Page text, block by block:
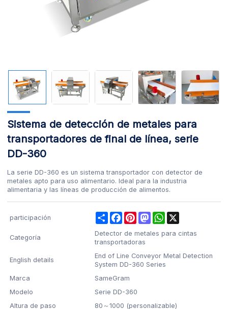
Sistema de detección de metales para
transportadores de final de línea, serie
DD-360
La serie DD-360 es un sistema transportador con detector de
metales apto para uso alimentario. Ideal para la industria
alimentaria y las líneas de producción de alimentos.
participación ShareFacebookPinterestMastodonWhatsApp
Categoría
Detector de metales para cintas
transportadoras
English details
End of Line Conveyor Metal Detection
System DD-360 Series
Marca
SameGram
Modelo
Serie DD-360
Altura de paso
80～1000 (personalizable)